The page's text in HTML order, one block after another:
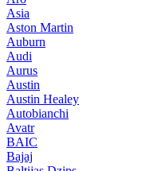
Asia
Aston Martin
Auburn
Audi
Aurus
Austin
Austin Healey
Autobianchi
Avatr
BAIC
Bajaj